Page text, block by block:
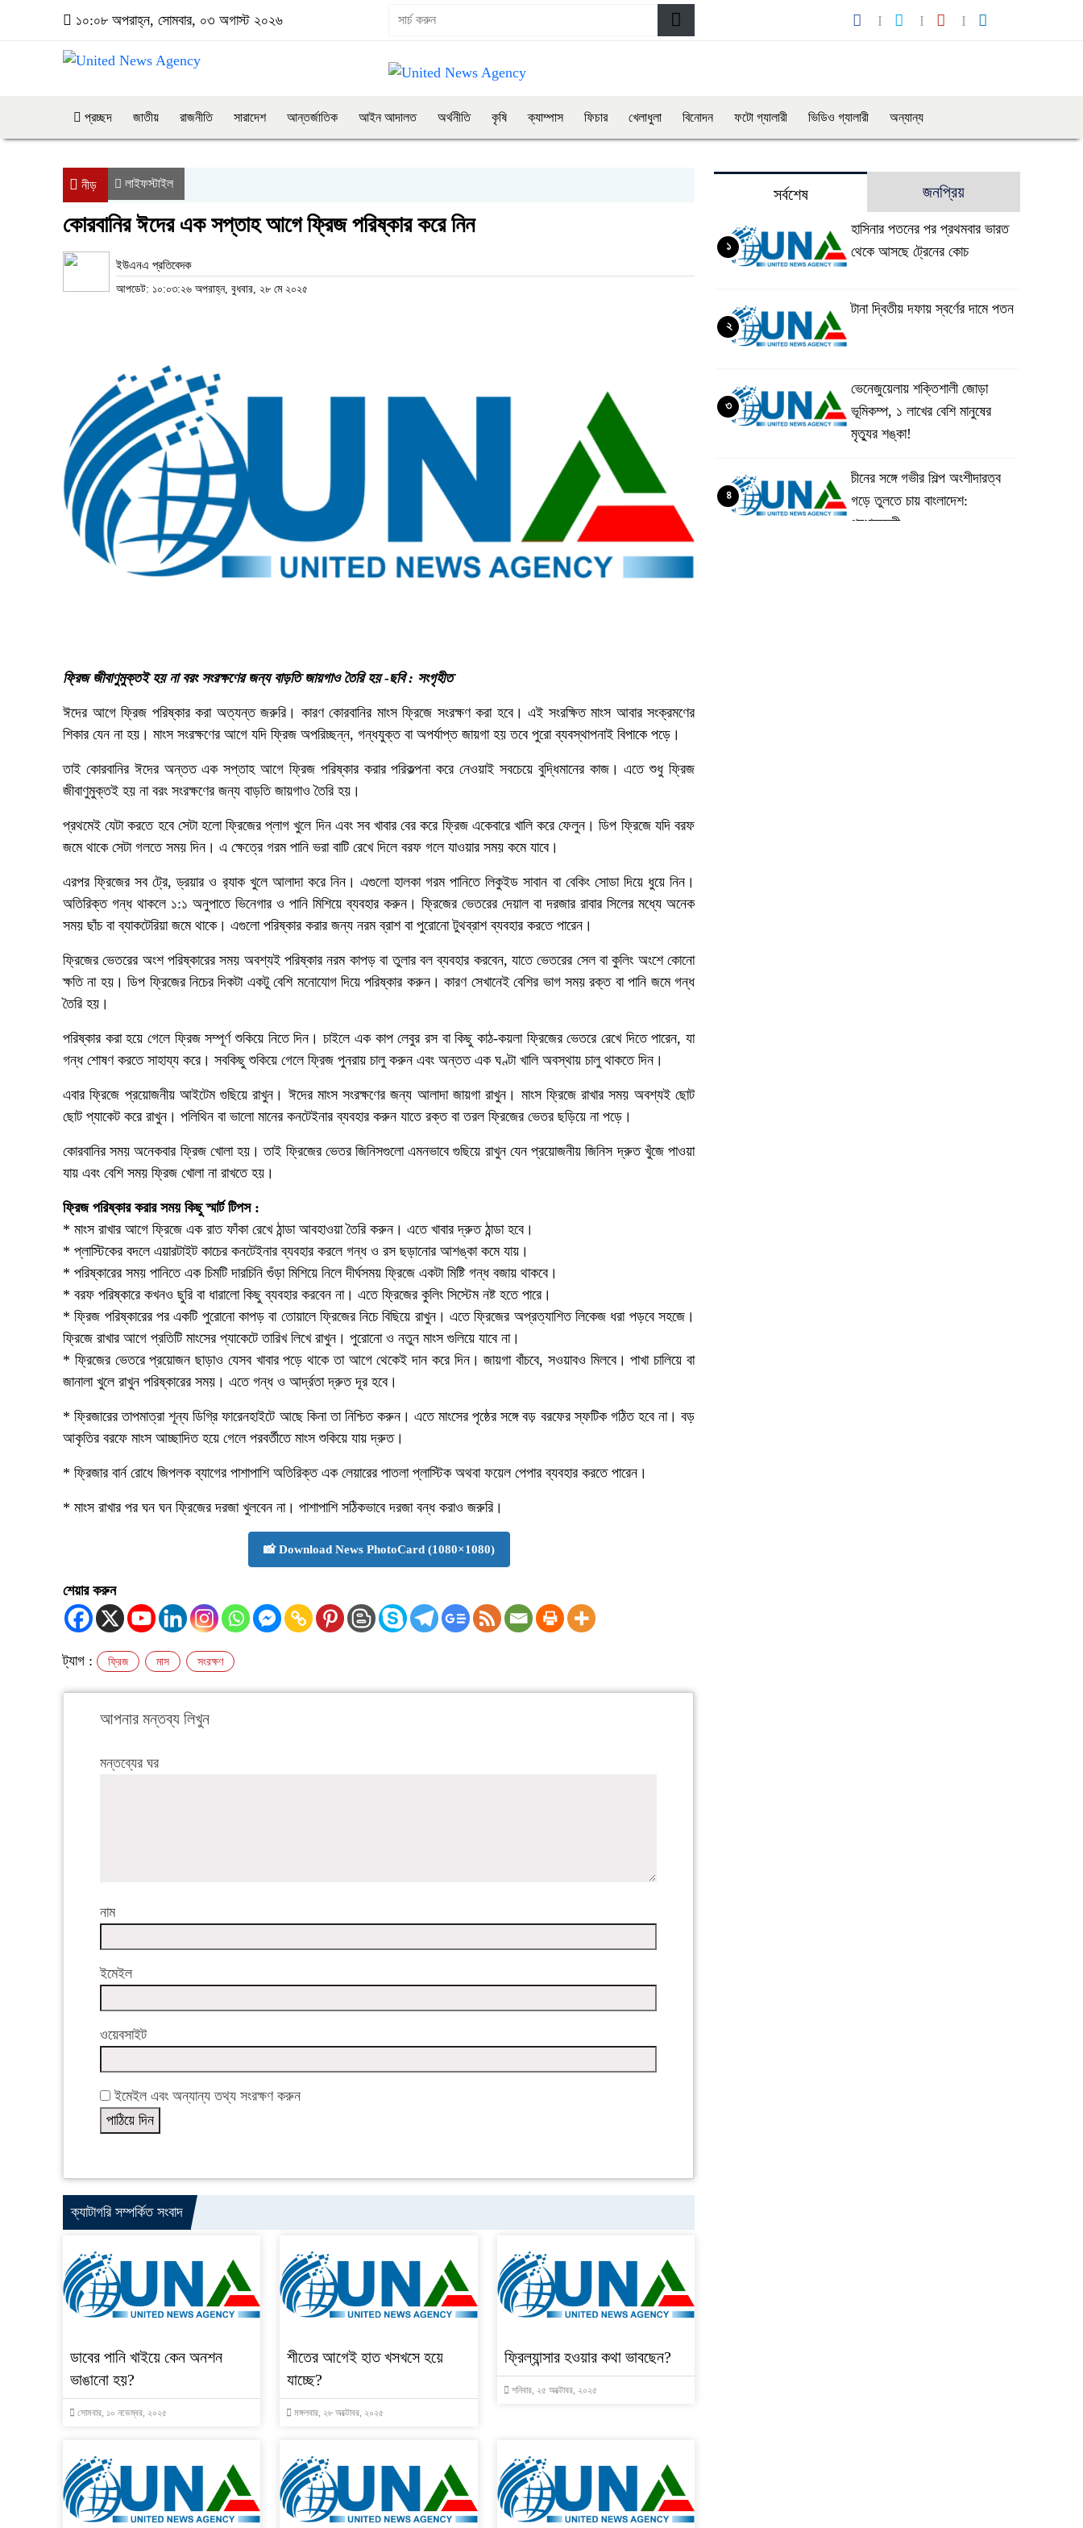
১০:০৮ অপরাহ্ন, সোমবার, ০৩ অগাস্ট ২০২৬
প্রচ্ছদ জাতীয় রাজনীতি সারাদেশ আন্তর্জাতিক আইন আদালত অর্থনীতি কৃষি ক্যাম্পাস ফিচার খেলাধুলা বিনোদন ফটো গ্যালারী ভিডিও গ্যালারী অন্যান্য
নীড় লাইফস্টাইল
কোরবানির ঈদের এক সপ্তাহ আগে ফ্রিজ পরিষ্কার করে নিন
ইউএনএ প্রতিবেদক
আপডেট: ১০:০৩:২৬ অপরাহ্ন, বুধবার, ২৮ মে ২০২৫
ফ্রিজ জীবাণুমুক্তই হয় না বরং সংরক্ষণের জন্য বাড়তি জায়গাও তৈরি হয় -ছবি : সংগৃহীত
ঈদের আগে ফ্রিজ পরিষ্কার করা অত্যন্ত জরুরি। কারণ কোরবানির মাংস ফ্রিজে সংরক্ষণ করা হবে। এই সংরক্ষিত মাংস আবার সংক্রমণের
শিকার যেন না হয়। মাংস সংরক্ষণের আগে যদি ফ্রিজ অপরিচ্ছন্ন, গন্ধযুক্ত বা অপর্যাপ্ত জায়গা হয় তবে পুরো ব্যবস্থাপনাই বিপাকে পড়ে।
তাই কোরবানির ঈদের অন্তত এক সপ্তাহ আগে ফ্রিজ পরিষ্কার করার পরিকল্পনা করে নেওয়াই সবচেয়ে বুদ্ধিমানের কাজ। এতে শুধু ফ্রিজ
জীবাণুমুক্তই হয় না বরং সংরক্ষণের জন্য বাড়তি জায়গাও তৈরি হয়।
প্রথমেই যেটা করতে হবে সেটা হলো ফ্রিজের প্লাগ খুলে দিন এবং সব খাবার বের করে ফ্রিজ একেবারে খালি করে ফেলুন। ডিপ ফ্রিজে যদি বরফ
জমে থাকে সেটা গলতে সময় দিন। এ ক্ষেত্রে গরম পানি ভরা বাটি রেখে দিলে বরফ গলে যাওয়ার সময় কমে যাবে।
এরপর ফ্রিজের সব ট্রে, ড্রয়ার ও র‍্যাক খুলে আলাদা করে নিন। এগুলো হালকা গরম পানিতে লিকুইড সাবান বা বেকিং সোডা দিয়ে ধুয়ে নিন।
অতিরিক্ত গন্ধ থাকলে ১:১ অনুপাতে ভিনেগার ও পানি মিশিয়ে ব্যবহার করুন। ফ্রিজের ভেতরের দেয়াল বা দরজার রাবার সিলের মধ্যে অনেক
সময় ছাঁচ বা ব্যাকটেরিয়া জমে থাকে। এগুলো পরিষ্কার করার জন্য নরম ব্রাশ বা পুরোনো টুথব্রাশ ব্যবহার করতে পারেন।
ফ্রিজের ভেতরের অংশ পরিষ্কারের সময় অবশ্যই পরিষ্কার নরম কাপড় বা তুলার বল ব্যবহার করবেন, যাতে ভেতরের সেল বা কুলিং অংশে কোনো
ক্ষতি না হয়। ডিপ ফ্রিজের নিচের দিকটা একটু বেশি মনোযোগ দিয়ে পরিষ্কার করুন। কারণ সেখানেই বেশির ভাগ সময় রক্ত বা পানি জমে গন্ধ
তৈরি হয়।
পরিষ্কার করা হয়ে গেলে ফ্রিজ সম্পূর্ণ শুকিয়ে নিতে দিন। চাইলে এক কাপ লেবুর রস বা কিছু কাঠ-কয়লা ফ্রিজের ভেতরে রেখে দিতে পারেন, যা
গন্ধ শোষণ করতে সাহায্য করে। সবকিছু শুকিয়ে গেলে ফ্রিজ পুনরায় চালু করুন এবং অন্তত এক ঘণ্টা খালি অবস্থায় চালু থাকতে দিন।
এবার ফ্রিজে প্রয়োজনীয় আইটেম গুছিয়ে রাখুন। ঈদের মাংস সংরক্ষণের জন্য আলাদা জায়গা রাখুন। মাংস ফ্রিজে রাখার সময় অবশ্যই ছোট
ছোট প্যাকেট করে রাখুন। পলিথিন বা ভালো মানের কনটেইনার ব্যবহার করুন যাতে রক্ত বা তরল ফ্রিজের ভেতর ছড়িয়ে না পড়ে।
কোরবানির সময় অনেকবার ফ্রিজ খোলা হয়। তাই ফ্রিজের ভেতর জিনিসগুলো এমনভাবে গুছিয়ে রাখুন যেন প্রয়োজনীয় জিনিস দ্রুত খুঁজে পাওয়া
যায় এবং বেশি সময় ফ্রিজ খোলা না রাখতে হয়।
ফ্রিজ পরিষ্কার করার সময় কিছু স্মার্ট টিপস :
* মাংস রাখার আগে ফ্রিজে এক রাত ফাঁকা রেখে ঠান্ডা আবহাওয়া তৈরি করুন। এতে খাবার দ্রুত ঠান্ডা হবে।
* প্লাস্টিকের বদলে এয়ারটাইট কাচের কনটেইনার ব্যবহার করলে গন্ধ ও রস ছড়ানোর আশঙ্কা কমে যায়।
* পরিষ্কারের সময় পানিতে এক চিমটি দারচিনি গুঁড়া মিশিয়ে নিলে দীর্ঘসময় ফ্রিজে একটা মিষ্টি গন্ধ বজায় থাকবে।
* বরফ পরিষ্কারে কখনও ছুরি বা ধারালো কিছু ব্যবহার করবেন না। এতে ফ্রিজের কুলিং সিস্টেম নষ্ট হতে পারে।
* ফ্রিজ পরিষ্কারের পর একটি পুরোনো কাপড় বা তোয়ালে ফ্রিজের নিচে বিছিয়ে রাখুন। এতে ফ্রিজের অপ্রত্যাশিত লিকেজ ধরা পড়বে সহজে।
ফ্রিজে রাখার আগে প্রতিটি মাংসের প্যাকেটে তারিখ লিখে রাখুন। পুরোনো ও নতুন মাংস গুলিয়ে যাবে না।
* ফ্রিজের ভেতরে প্রয়োজন ছাড়াও যেসব খাবার পড়ে থাকে তা আগে থেকেই দান করে দিন। জায়গা বাঁচবে, সওয়াবও মিলবে। পাখা চালিয়ে বা
জানালা খুলে রাখুন পরিষ্কারের সময়। এতে গন্ধ ও আর্দ্রতা দ্রুত দূর হবে।
* ফ্রিজারের তাপমাত্রা শূন্য ডিগ্রি ফারেনহাইটে আছে কিনা তা নিশ্চিত করুন। এতে মাংসের পৃষ্ঠের সঙ্গে বড় বরফের স্ফটিক গঠিত হবে না। বড়
আকৃতির বরফে মাংস আচ্ছাদিত হয়ে গেলে পরবর্তীতে মাংস শুকিয়ে যায় দ্রুত।
* ফ্রিজার বার্ন রোধে জিপলক ব্যাগের পাশাপাশি অতিরিক্ত এক লেয়ারের পাতলা প্লাস্টিক অথবা ফয়েল পেপার ব্যবহার করতে পারেন।
* মাংস রাখার পর ঘন ঘন ফ্রিজের দরজা খুলবেন না। পাশাপাশি সঠিকভাবে দরজা বন্ধ করাও জরুরি।
📸 Download News PhotoCard (1080×1080)
শেয়ার করুন
ট্যাগ : ফ্রিজ মাস সংরক্ষণ
আপনার মন্তব্য লিখুন
মন্তব্যের ঘর
নাম
ইমেইল
ওয়েবসাইট
ইমেইল এবং অন্যান্য তথ্য সংরক্ষণ করুন
ক্যাটাগরি সম্পর্কিত সংবাদ
ডাবের পানি খাইয়ে কেন অনশন
ভাঙানো হয়?
সোমবার, ১০ নভেম্বর, ২০২৫
শীতের আগেই হাত খসখসে হয়ে
যাচ্ছে?
মঙ্গলবার, ২৮ অক্টোবর, ২০২৫
ফ্রিল্যান্সার হওয়ার কথা ভাবছেন?
শনিবার, ২৫ অক্টোবর, ২০২৫
সর্বশেষ জনপ্রিয়
হাসিনার পতনের পর প্রথমবার ভারত
থেকে আসছে ট্রেনের কোচ
১
টানা দ্বিতীয় দফায় স্বর্ণের দামে পতন
২
ভেনেজুয়েলায় শক্তিশালী জোড়া
ভূমিকম্প, ১ লাখের বেশি মানুষের
মৃত্যুর শঙ্কা!
৩
চীনের সঙ্গে গভীর শিল্প অংশীদারত্ব
গড়ে তুলতে চায় বাংলাদেশ:
প্রধানমন্ত্রী
৪